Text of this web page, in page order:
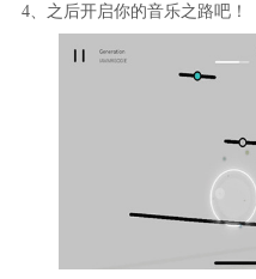
4、之后开启你的音乐之路吧！